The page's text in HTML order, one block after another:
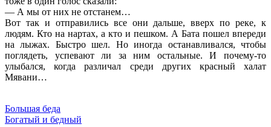
— А мы от них не отстанем…
Вот так и отправились все они дальше, вверх по реке, к
людям. Кто на нартах, а кто и пешком. А Бата пошел впереди
на лыжах. Быстро шел. Но иногда останавливался, чтобы
поглядеть, успевают ли за ним остальные. И почему-то
улыбался, когда различал среди других красный халат
Мявани…
Большая беда
Богатый и бедный